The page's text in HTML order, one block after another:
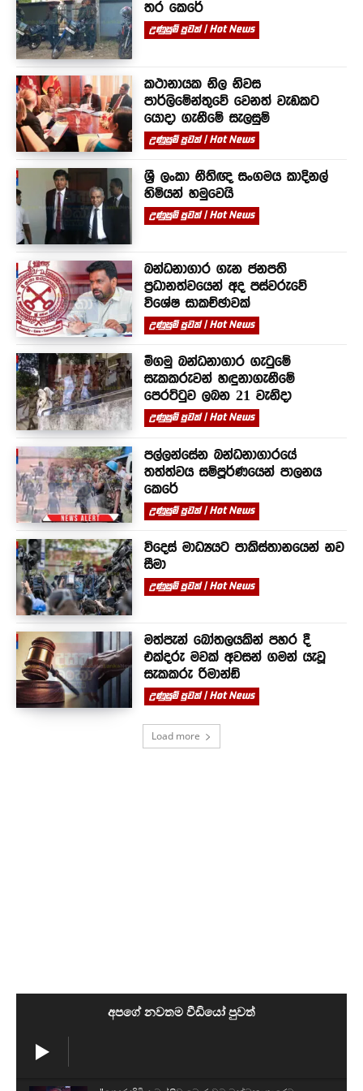
තර කෙරේ
උණුසුම් පුවත් | Hot News
කථානායක නිල නිවස
පාර්ලිමේන්තුවේ වෙනත් වැඩකට
යොදා ගැනීමේ සැලසුම්
උණුසුම් පුවත් | Hot News
ශ්‍රී ලංකා නීතිඥ සංගමය කාදිනල්
හිමියන් හමුවෙයි
උණුසුම් පුවත් | Hot News
බන්ධනාගාර ගැන ජනපති
ප්‍රධානත්වයෙන් අද පස්වරුවේ
විශේෂ සාකච්ඡාවක්
උණුසුම් පුවත් | Hot News
මීගමු බන්ධනාගාර ගැටුමේ
සැකකරුවන් හඳුනාගැනීමේ
පෙරට්ටුව ලබන 21 වැනිදා
උණුසුම් පුවත් | Hot News
පල්ලන්සේන බන්ධනාගාරයේ
තත්ත්වය සම්පූර්ණයෙන් පාලනය
කෙරේ
උණුසුම් පුවත් | Hot News
විදෙස් මාධ්‍යයට පාකිස්තානයෙන් නව
සීමා
උණුසුම් පුවත් | Hot News
මත්පැන් බෝතලයකින් පහර දී
එක්දරු මවක් අවසන් ගමන් යැවූ
සැකකරු රිමාන්ඩ්
උණුසුම් පුවත් | Hot News
Load more
අපගේ නවතම වීඩියෝ පුවත්